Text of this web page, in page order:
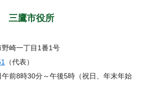
三鷹市役所
崎一丁目1番1号
（代表）
午前8時30分～午後5時（祝日、年末年始